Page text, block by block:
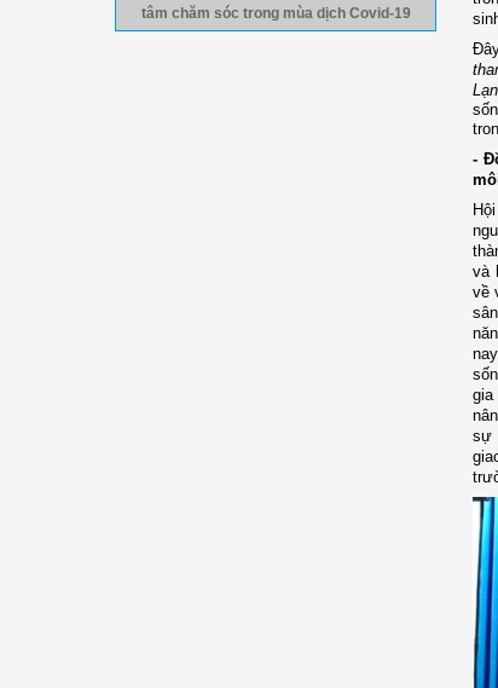
tâm chăm sóc trong mùa dịch Covid-19
-
và
về
gia
sự